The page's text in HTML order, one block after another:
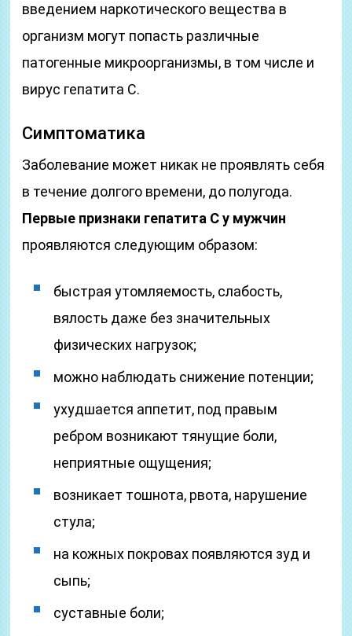
введением наркотического вещества в
организм могут попасть различные
патогенные микроорганизмы, в том числе и
вирус гепатита С.
Симптоматика
Заболевание может никак не проявлять себя
в течение долгого времени, до полугода.
Первые признаки гепатита С у мужчин
проявляются следующим образом:
быстрая утомляемость, слабость,
вялость даже без значительных
физических нагрузок;
можно наблюдать снижение потенции;
ухудшается аппетит, под правым
ребром возникают тянущие боли,
неприятные ощущения;
возникает тошнота, рвота, нарушение
стула;
на кожных покровах появляются зуд и
сыпь;
суставные боли;